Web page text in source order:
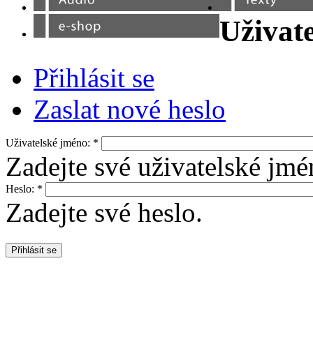
Přihlásit se
Zaslat nové heslo
Uživatelské jméno: *
Zadejte své uživatelské
Heslo: *
Zadejte své heslo.